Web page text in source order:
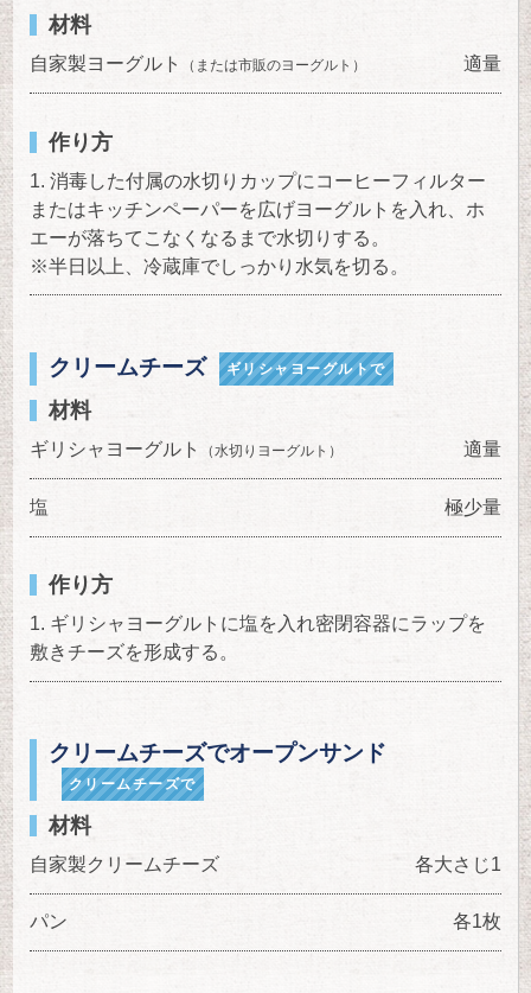
材料
自家製ヨーグルト （または市販のヨーグルト） 適量
作り方
消毒した付属の水切りカップにコーヒーフィルター
またはキッチンペーパーを広げヨーグルトを入れ、ホ
エーが落ちてこなくなるまで水切りする。
※半日以上、冷蔵庫でしっかり水気を切る。
クリームチーズ ギリシャヨーグルトで
材料
ギリシャヨーグルト （水切りヨーグルト） 適量
塩 極少量
作り方
ギリシャヨーグルトに塩を入れ密閉容器にラップを
敷きチーズを形成する。
クリームチーズでオープンサンド
クリームチーズで
材料
自家製クリームチーズ 各大さじ1
パン 各1枚